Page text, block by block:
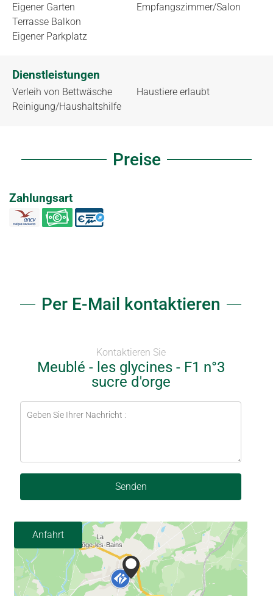
Eigener Garten
Terrasse Balkon
Eigener Parkplatz
Empfangszimmer/Salon
Dienstleistungen
Verleih von Bettwäsche
Reinigung/Haushaltshilfe
Haustiere erlaubt
Preise
Zahlungsart
Per E-Mail kontaktieren
Kontaktieren Sie
Meublé - les glycines - F1 n°3
sucre d'orge
Senden
Anfahrt